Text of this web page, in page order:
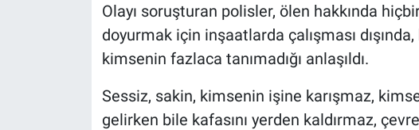
Olayı soruşturan polisler, ölen hakkında
doyurmak için inşaatlarda çalışması
kimsenin fazlaca tanımadığı anlaşıldı.
Sessiz, sakin, kimsenin işine karışmaz,
gelirken bile kafasını yerden kaldırmaz,